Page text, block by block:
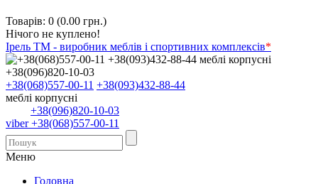
Товарів: 0 (0.00 грн.)
Нічого не куплено!
Ірель ТМ - виробник меблів і спортивних комплексів*
+38(068)557-00-11 +38(093)432-88-44
меблі корпусні
+38(096)820-10-03
viber +38(068)557-00-11
Меню
Головна